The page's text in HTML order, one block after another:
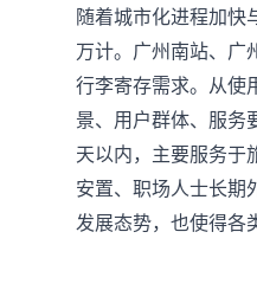
随着城市化进程加快
万计。广州南站、广
行李寄存需求。从使
景、用户群体、服务
天以内，主要服务于
安置、职场人士长期
发展态势，也使得各